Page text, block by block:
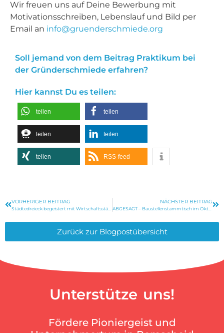
Wir freuen uns auf Deine Bewerbung mit
Motivationsschreiben, Lebenslauf und Bild per
Email an info@gruenderschmiede.org
Soll jemand von dem Beitrag Praktikum bei
der Gründerschmiede erfahren?
Hier kannst Du es teilen:
teilen teilen
teilen teilen
teilen RSS-feed
VORHERIGER BEITRAG
Städtedreieck begeistert mit Wirtschaftsstärke
NÄCHSTER BEITRAG
ABGESAGT – Baustellenstammtisch im Oktober
Zurück zur Blogpostübersicht
Unterstütze uns!
Fördere Pioniergeist und